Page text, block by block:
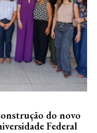
do novo
Federal